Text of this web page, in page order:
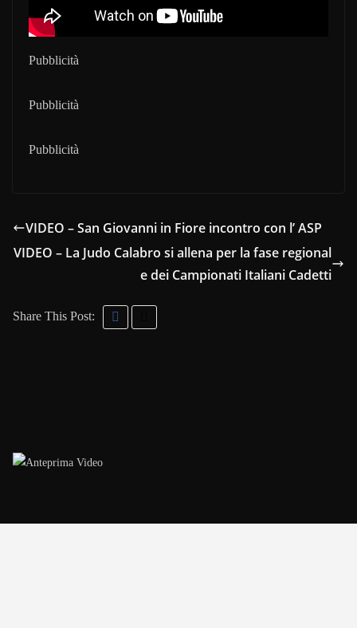
Pubblicità
Pubblicità
Pubblicità
VIDEO – San Giovanni in Fiore incontro con l’ ASP
VIDEO – La Judo Calabro si allena per la fase regional
e dei Campionati Italiani Cadetti
Share This Post: